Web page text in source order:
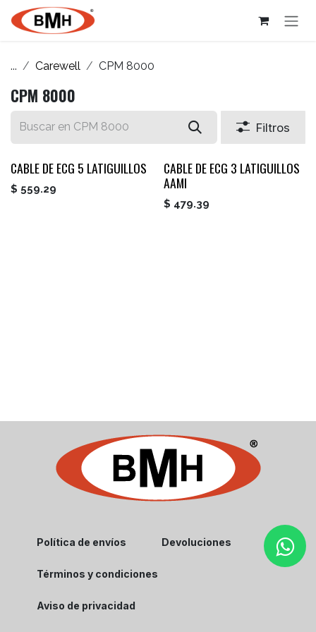
Ir al contenido
... Carewell CPM 8000
CPM 8000
Filtros
CABLE DE ECG 5 LATIGUILLOS
$ 559.29
CABLE DE ECG 3 LATIGUILLOS
AAMI
$ 479.39
Política de envíos Devoluciones
Términos y condiciones
Aviso de privacidad